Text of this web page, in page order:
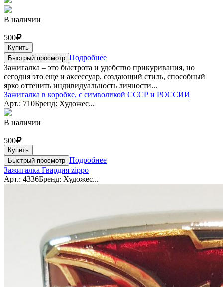
В наличии
500
Купить
Быстрый просмотр Подробнее
Зажигалка – это быстрота и удобство прикуривания, но
сегодня это еще и аксессуар, создающий стиль, способный
ярко оттенить индивидуальность личности...
Зажигалка в коробке, с символикой СССР и РОССИИ
Арт.: 710Бренд: Художес...
В наличии
500
Купить
Быстрый просмотр Подробнее
Зажигалка Гвардия zippo
Арт.: 4336Бренд: Художес...